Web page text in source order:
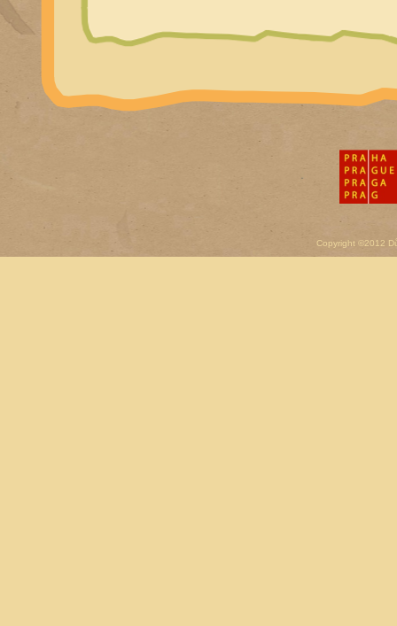
Copyright ©2012